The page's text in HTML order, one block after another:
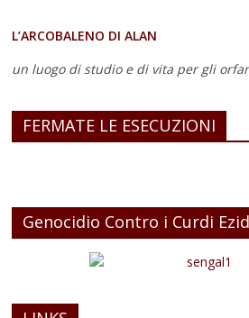
L’ARCOBALENO DI ALAN
un luogo di studio e di vita per gli
FERMATE LE ESECUZIONI
Genocidio Contro i Curdi